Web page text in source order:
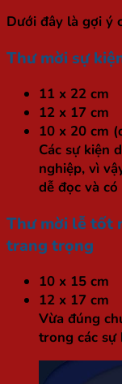
Dưới đây là gợi ý
Thư mời sự
11 x 22 cm
12 x 17 cm
10 x 20 cm
Các sự kiện
nghiệp, vì
dễ đọc và
Thư mời lễ tốt
trang trọng
10 x 15 cm
12 x 17 cm
Vừa đúng
trong các sự